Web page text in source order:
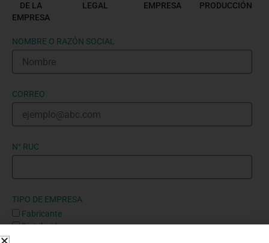
DE LA
EMPRESA
LEGAL
EMPRESA
PRODUCCIÓN
NOMBRE O RAZÓN SOCIAL
CORREO
N° RUC
TIPO DE EMPRESA
Fabricante
Distribuidor